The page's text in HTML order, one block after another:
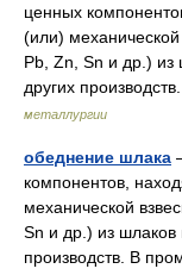
ценных
(или)
Pb, Zn, Sn и др.) из
других
металлургии
обеднение шлака
компонентов,
механической
Sn и др.) из шлаков
производств. В